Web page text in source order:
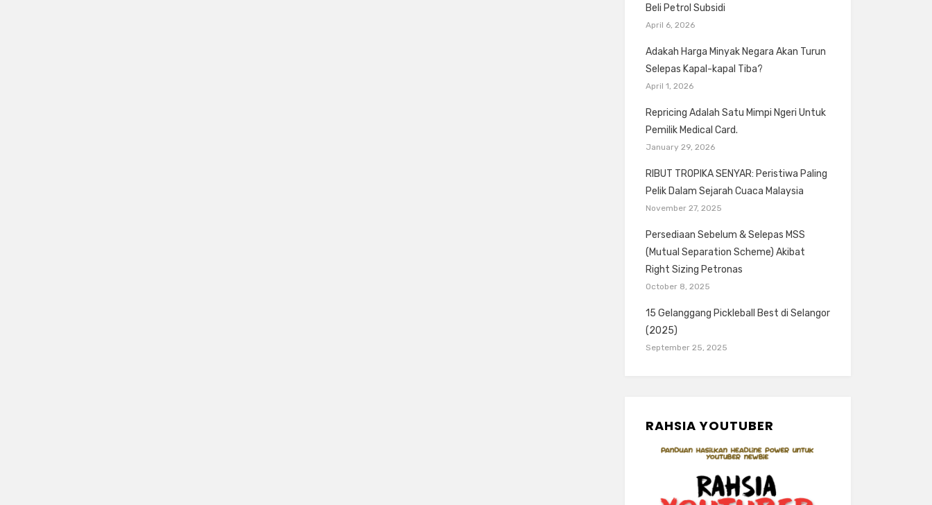
Beli Petrol Subsidi
April 6, 2026
Adakah Harga Minyak Negara Akan Turun
Selepas Kapal-kapal Tiba?
April 1, 2026
Repricing Adalah Satu Mimpi Ngeri Untuk
Pemilik Medical Card.
January 29, 2026
RIBUT TROPIKA SENYAR: Peristiwa Paling
Pelik Dalam Sejarah Cuaca Malaysia
November 27, 2025
Persediaan Sebelum & Selepas MSS
(Mutual Separation Scheme) Akibat
Right Sizing Petronas
October 8, 2025
15 Gelanggang Pickleball Best di Selangor
(2025)
September 25, 2025
RAHSIA YOUTUBER